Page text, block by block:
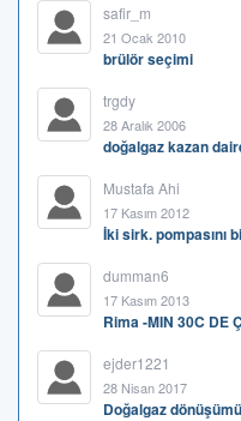
safir_m
21 Ocak 2010
brülör seçimi
trgdy
28 Aralık 2006
doğalgaz kazan
Mustafa Ahi
17 Kasım 2012
İki sirk. pompasını
dumman6
17 Kasım 2013
Rima -MIN 30C DE
ejder1221
28 Nisan 2017
Doğalgaz